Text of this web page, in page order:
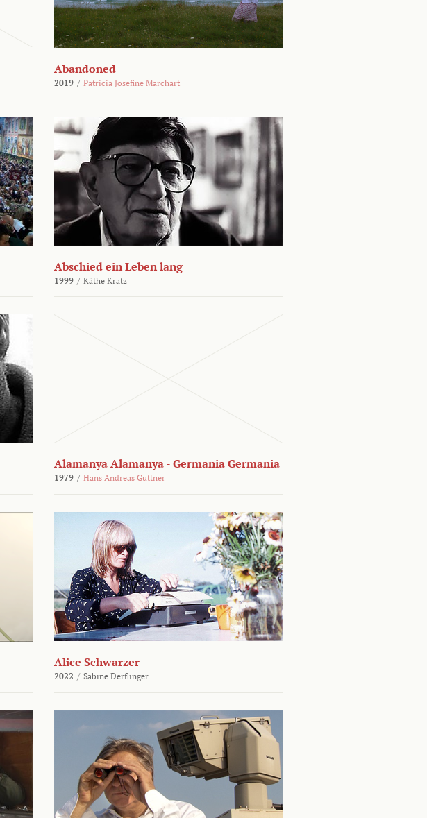
Abandoned
2019 / Patricia Josefine Marchart
Abschied ein Leben lang
1999 / Käthe Kratz
Alamanya Alamanya - Germania Germania
1979 / Hans Andreas Guttner
Alice Schwarzer
2022 / Sabine Derflinger